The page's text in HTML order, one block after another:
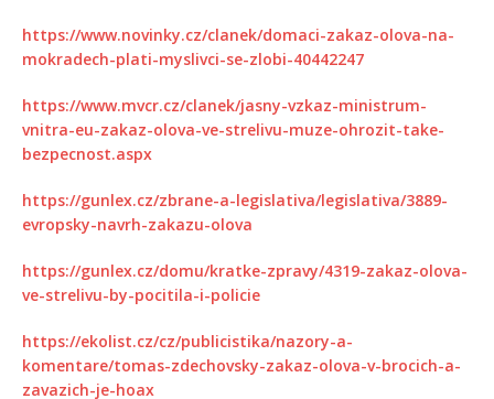
https://www.novinky.cz/clanek/domaci-zakaz-olova-na-
mokradech-plati-myslivci-se-zlobi-40442247
https://www.mvcr.cz/clanek/jasny-vzkaz-ministrum-
vnitra-eu-zakaz-olova-ve-strelivu-muze-ohrozit-take-
bezpecnost.aspx
https://gunlex.cz/zbrane-a-legislativa/legislativa/3889-
evropsky-navrh-zakazu-olova
https://gunlex.cz/domu/kratke-zpravy/4319-zakaz-olova-
ve-strelivu-by-pocitila-i-policie
https://ekolist.cz/cz/publicistika/nazory-a-
komentare/tomas-zdechovsky-zakaz-olova-v-brocich-a-
zavazich-je-hoax